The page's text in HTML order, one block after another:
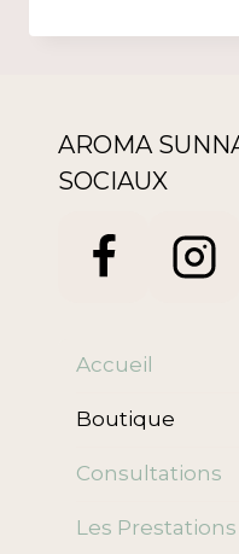
AROMA
SOCIAUX
Accueil
Boutique
Consultations
Les Prestations